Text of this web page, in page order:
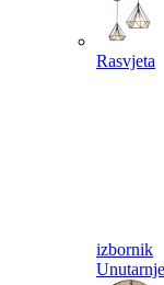
Rasvjeta
izbornik